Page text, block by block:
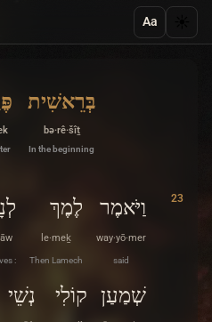
Aa
בְּרֵאשִׁית
bə·rê·šîṯ
In the beginning
23 וַיֹּאמֶר
way·yō·mer
said
לֶמֶךְ
le·meḵ
Then Lamech
:
שְׁמַעַן קוֹלִי נְשֵׁי